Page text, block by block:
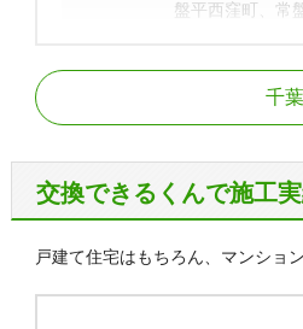
盤平西窪町、常
元町、西馬橋幸
紀が丘中松町
が丘美野里町、
ハ行
八ケ崎、八ケ崎
二葉町、本町
マ行
牧の原、松戸、
実、主水新田
東武野田線
成田スカイアクセス
新京成線
千
交換できるくんで施工
戸建て住宅はもちろん、マンショ